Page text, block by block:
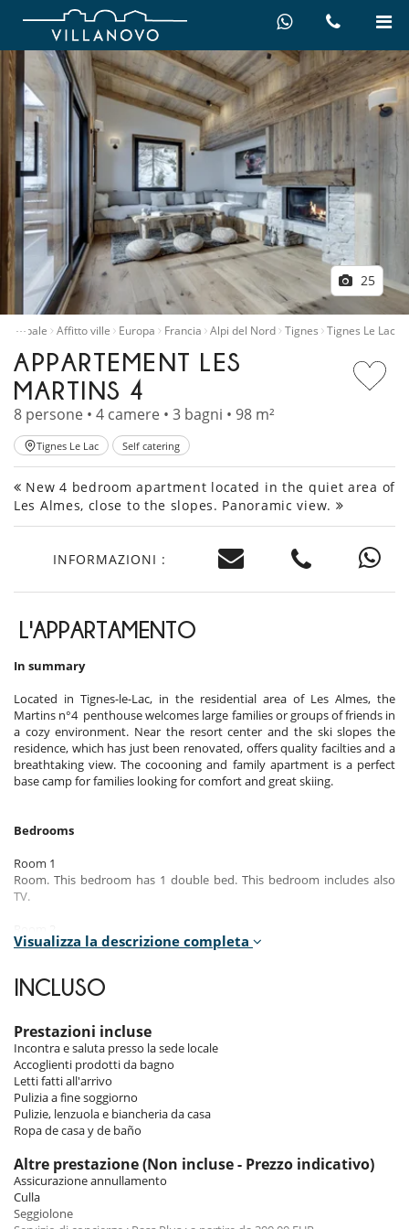
25
… Affitto ville Europa Francia Alpi del Nord Tignes Tignes Le Lac
APPARTEMENT LES
MARTINS 4
8 persone • 4 camere • 3 bagni • 98 m²
Tignes Le Lac Self catering
New 4 bedroom apartment located in the quiet area of
​​Les Almes, close to the slopes. Panoramic view.
INFORMAZIONI :
L'APPARTAMENTO
In summary
Located in Tignes-le-Lac, in the residential area of ​​Les Almes, the
Martins n°4 penthouse welcomes large families or groups of friends in
a cozy environment. Near the resort center and the ski slopes the
residence, which has just been renovated, offers quality facilties and a
breathtaking view. The cocooning and family apartment is a perfect
base camp for families looking for comfort and great skiing.
Bedrooms
Room 1
Room. This bedroom has 1 double bed. This bedroom includes also
TV.
Room. This bedroom has 1 double bed. This bedroom includes also
Room 3
This bedroom includes also TV.
Room 4
Room. This bedroom has 1 double bed. , with shower, 1 washbasin.
This bedroom includes also TV.
Indoors & Outdoors
The apartment is located on the top floor of the residence. The 98m²
apartment, offers 4 double bedrooms, two of which are ensuite, as
well as an independent shower room and two separate WC. The large
living room includes a fully equipped and open kitchen, a lounge and a
Visualizza la descrizione completa
INCLUSO
Prestazioni incluse
Incontra e saluta presso la sede locale
Accoglienti prodotti da bagno
Letti fatti all'arrivo
Pulizia a fine soggiorno
Pulizie, lenzuola e biancheria da casa
Ropa de casa y de baño
Altre prestazione (Non incluse - Prezzo indicativo)
Assicurazione annullamento
Culla
Seggiolone